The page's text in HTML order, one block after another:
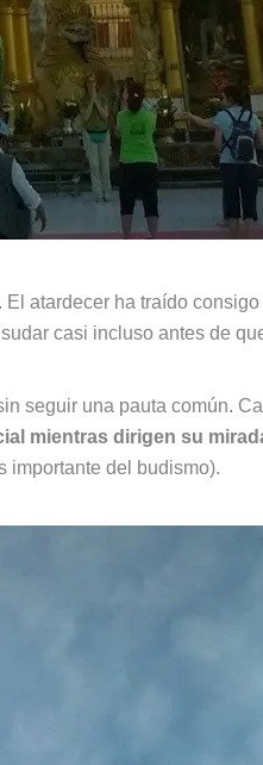
. El atardecer ha traído
casi incluso antes de
seguir una pauta común.
mientras dirigen su
importante del budismo).